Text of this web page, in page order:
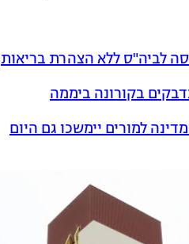
לביה"ס ללא הצהרת בריאות
למורים יימשכו גם היום